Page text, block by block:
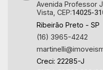
Avenida Professor
Vista, CEP:14025-
Ribeirão Preto - SP
(16) 3965-4242
Creci: 22285-J